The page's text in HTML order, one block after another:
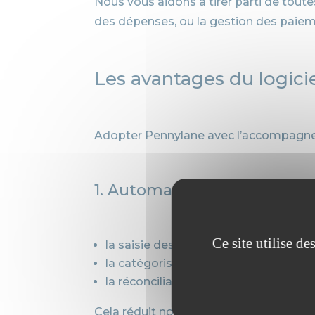
des dépenses, ou la gestion des
Les avantages du
Adopter Pennylane avec
1. Automatisation des
la saisie des factures,
la catégorisation des dépenses,
la réconciliation bancaire.
Cela réduit non seulement les erreurs
Ce site utilise